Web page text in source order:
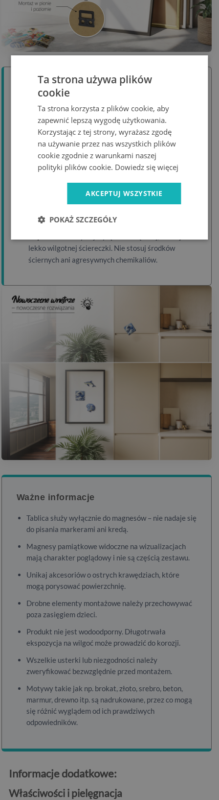
Instrukcja montażu i czyszczenie
Krok 1:Zaznacz na ścianie miejsca, w których
wkręcisz dystanse.
Krok 2:Wkręć tulejki dystansowe do ściany i
upewnij się, że są prawidłowo przymocowane.
Krok 3:Wkręty dystansowe umieść w
Zamocuj tablicę na ścianie, dopasowując
wkręty do tulejek. Upewnij się, że całość jest
stabilna.
lekko wilgotnej ściereczki. Nie stosuj środków
ściernych ani agresywnych chemikaliów.
Ważne informacje
Tablica służy wyłącznie do magnesów – nie nadaje się
do pisania markerami ani kredą.
Magnesy pamiątkowe widoczne na wizualizacjach
mają charakter poglądowy i nie są częścią zestawu.
Unikaj akcesoriów o ostrych krawędziach, które
mogą porysować powierzchnię.
Drobne elementy montażowe należy przechowywać
poza zasięgiem dzieci.
Produkt nie jest wodoodporny. Długotrwała
ekspozycja na wilgoć może prowadzić do korozji.
Wszelkie usterki lub niezgodności należy
zweryfikować bezwzględnie przed montażem.
Motywy takie jak np. brokat, złoto, srebro, beton,
marmur, drewno itp. są nadrukowane, przez co mogą
się różnić wyglądem od ich prawdziwych
odpowiedników.
Informacje dodatkowe:
Właściwości i pielęgnacja
Ta strona używa plików
cookie
Ta strona korzysta z plików cookie, aby
zapewnić lepszą wygodę użytkowania.
Korzystając z tej strony, wyrażasz zgodę
na używanie przez nas wszystkich plików
cookie zgodnie z warunkami naszej
polityki plików cookie. Dowiedz się więcej
AKCEPTUJ WSZYSTKIE
POKAŻ SZCZEGÓŁY